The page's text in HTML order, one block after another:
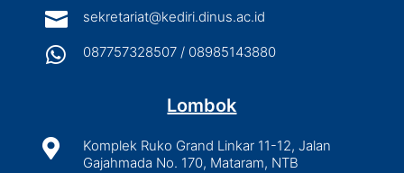
 sekretariat@kediri.dinus.ac.id
 087757328507 / 08985143880
Lombok

Komplek Ruko Grand Linkar 11-12, Jalan
Gajahmada No. 170, Mataram, NTB